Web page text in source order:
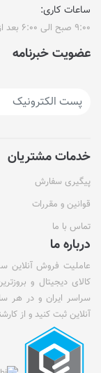
ساعات کاری:
۹:۰۰ صبح الی ۶:۰۰ بعد از ظهر
عضویت خبرنامه
خدمات مشتریان
پیگیری سفارش
قوانین و مقررات
تماس با ما
درباره ما
عاملیت فروش آنلاین
کالای دیجیتال و
سراسر ایران و در هر
آنلاین ثبت کنید و از